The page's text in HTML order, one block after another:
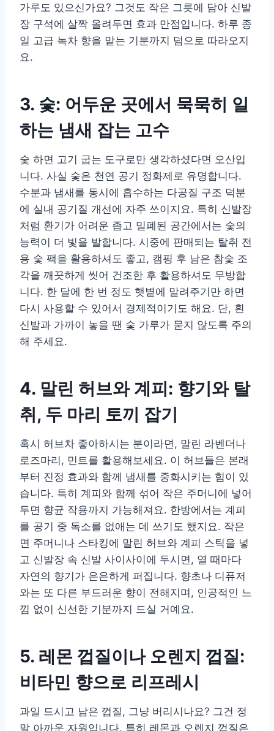
가루도 있으신가요? 그것도 작은 그릇에 담아 신발
장 구석에 살짝 올려두면 효과 만점입니다. 하루 종
일 고급 녹차 향을 맡는 기분까지 덤으로 따라오지
요.
3. 숯: 어두운 곳에서 묵묵히 일
하는 냄새 잡는 고수
숯 하면 고기 굽는 도구로만 생각하셨다면 오산입
니다. 사실 숯은 천연 공기 정화제로 유명합니다.
수분과 냄새를 동시에 흡수하는 다공질 구조 덕분
에 실내 공기질 개선에 자주 쓰이지요. 특히 신발장
처럼 환기가 어려운 좁고 밀폐된 공간에서는 숯의
능력이 더 빛을 발합니다. 시중에 판매되는 탈취 전
용 숯 팩을 활용하셔도 좋고, 캠핑 후 남은 참숯 조
각을 깨끗하게 씻어 건조한 후 활용하셔도 무방합
니다. 한 달에 한 번 정도 햇볕에 말려주기만 하면
다시 사용할 수 있어서 경제적이기도 해요. 단, 흰
신발과 가까이 놓을 땐 숯 가루가 묻지 않도록 주의
해 주세요.
4. 말린 허브와 계피: 향기와 탈
취, 두 마리 토끼 잡기
혹시 허브차 좋아하시는 분이라면, 말린 라벤더나
로즈마리, 민트를 활용해보세요. 이 허브들은 본래
부터 진정 효과와 함께 냄새를 중화시키는 힘이 있
습니다. 특히 계피와 함께 섞어 작은 주머니에 넣어
두면 향균 작용까지 가능해져요. 한방에서는 계피
를 공기 중 독소를 없애는 데 쓰기도 했지요. 작은
면 주머니나 스타킹에 말린 허브와 계피 스틱을 넣
고 신발장 속 신발 사이사이에 두시면, 열 때마다
자연의 향기가 은은하게 퍼집니다. 향초나 디퓨저
와는 또 다른 부드러운 향이 전해지며, 인공적인 느
낌 없이 신선한 기분까지 드실 거예요.
5. 레몬 껍질이나 오렌지 껍질:
비타민 향으로 리프레시
과일 드시고 남은 껍질, 그냥 버리시나요? 그건 정
말 아까운 자원입니다. 특히 레몬과 오렌지 껍질은